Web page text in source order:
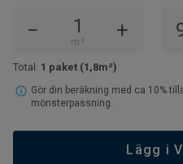
− m² +
Total: 1 paket (1,8m²)
Gör din beräkning med ca 10%
mönsterpassning.
Lägg i